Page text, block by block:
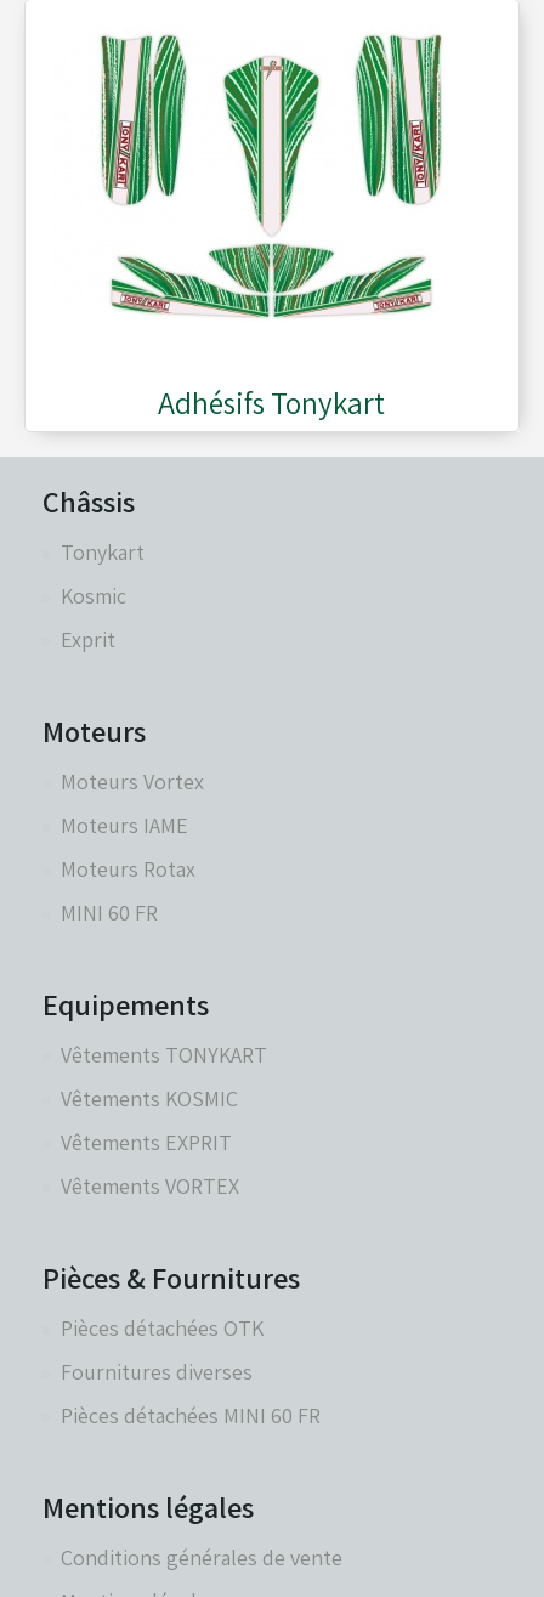
Adhésifs Tonykart
Châssis
Tonykart
Kosmic
Exprit
Moteurs
Moteurs Vortex
Moteurs IAME
Moteurs Rotax
MINI 60 FR
Equipements
Vêtements TONYKART
Vêtements KOSMIC
Vêtements EXPRIT
Vêtements VORTEX
Pièces & Fournitures
Pièces détachées OTK
Fournitures diverses
Pièces détachées MINI 60 FR
Mentions légales
Conditions générales de vente
Sièges et Raidisseurs
Train avant - Volants
Pièces détachées Rotax